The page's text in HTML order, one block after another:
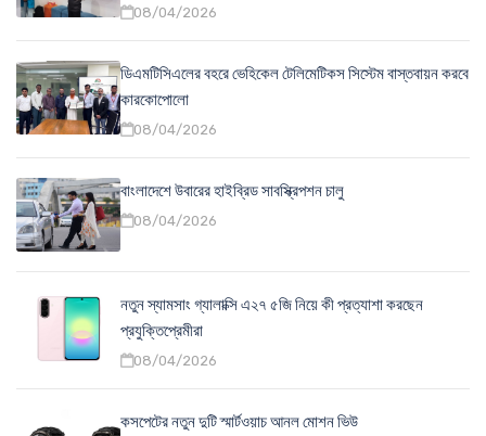
08/04/2026
ডিএমটিসিএলের বহরে ভেহিকেল টেলিমেটিকস সিস্টেম বাস্তবায়ন করবে
কারকোপোলো
08/04/2026
বাংলাদেশে উবারের হাইব্রিড সাবস্ক্রিপশন চালু
08/04/2026
নতুন স্যামসাং গ্যালাক্সি এ২৭ ৫জি নিয়ে কী প্রত্যাশা করছেন
প্রযুক্তিপ্রেমীরা
08/04/2026
কসপেটের নতুন দুটি স্মার্টওয়াচ আনল মোশন ভিউ